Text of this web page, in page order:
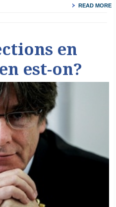
READ MORE
en
est-on?